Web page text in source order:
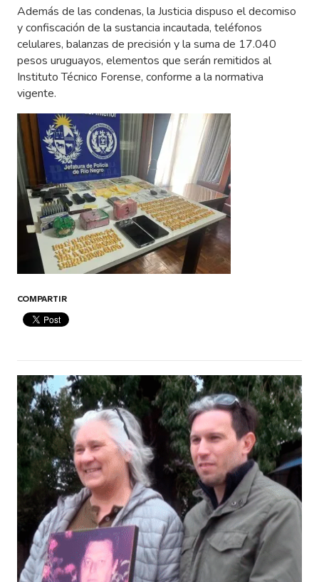
Además de las condenas, la Justicia dispuso el decomiso
y confiscación de la sustancia incautada, teléfonos
celulares, balanzas de precisión y la suma de 17.040
pesos uruguayos, elementos que serán remitidos al
Instituto Técnico Forense, conforme a la normativa
vigente.
COMPARTIR